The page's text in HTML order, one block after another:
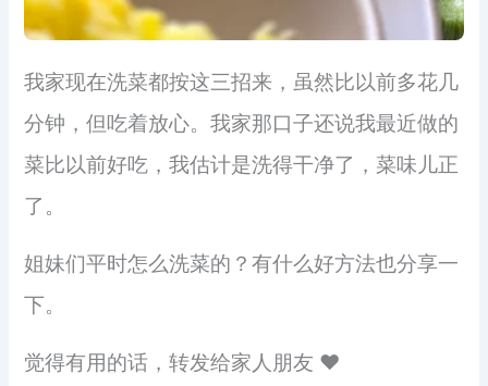
我家现在洗菜都按这三招来，虽然比以前多花几
分钟，但吃着放心。我家那口子还说我最近做的
菜比以前好吃，我估计是洗得干净了，菜味儿正
了。
姐妹们平时怎么洗菜的？有什么好方法也分享一
下。
觉得有用的话，转发给家人朋友 ❤️